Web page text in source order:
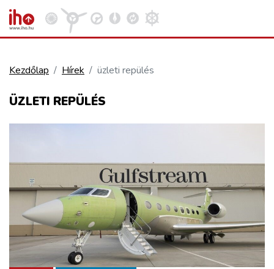
VASÚT
REPÜLÉS
KÖZLEKEDÉSFEJLESZTÉS
ELLÁTÁSI LÁNC
Kezdőlap Hírek üzleti repülés
ÜZLETI REPÜLÉS